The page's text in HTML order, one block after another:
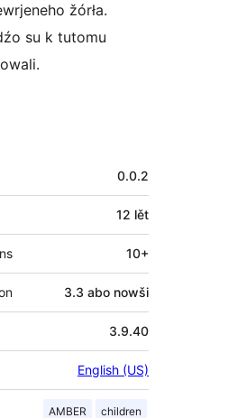
žórła.
su k tutomu
0.0.2
12 lět
10+
3.3 abo nowši
3.9.40
English (US)
AMBER children